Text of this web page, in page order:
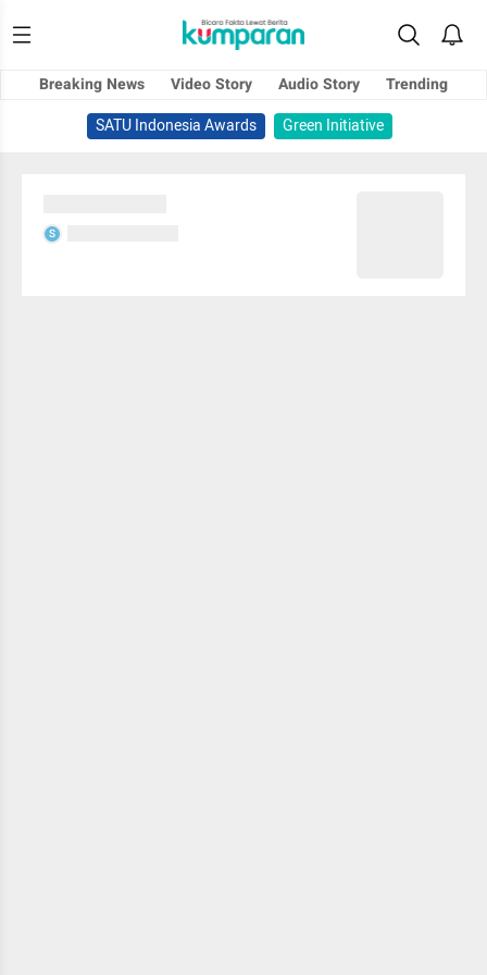
Breaking News Video Story Audio Story
Trending
SATU Indonesia Awards
Green Initiative
S